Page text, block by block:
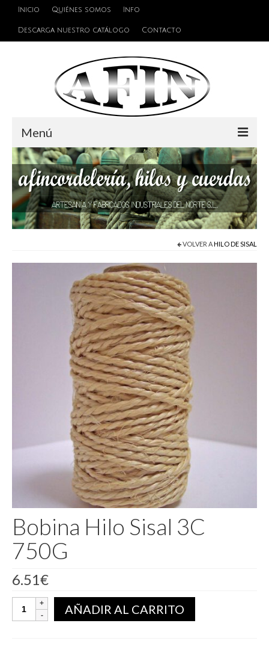
Inicio Quiénes somos Info
Descarga nuestro catálogo Contacto
Menú
Cuerdas
Hilos
Alambres y Cables
Accesorios de unión
Pegamento
VOLVER AHILO DE SISAL
Bobina Hilo Sisal 3C
750G
6.51€
Bobina
Hilo
AÑADIR AL CARRITO